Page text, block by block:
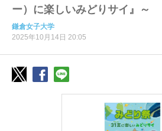
ー）に楽しいみどりサイ』～
鎌倉女子大学
2025年10月14日 20:05